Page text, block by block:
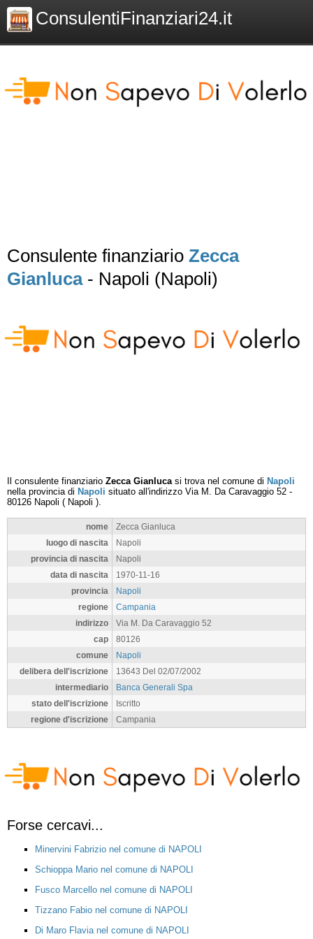
ConsulentiFinanziari24.it
Consulente finanziario Zecca
Gianluca- Napoli (Napoli)
Il consulente finanziario Zecca Gianlucasi trova nel comune di Napoli
nella provincia di Napoli situato all'indirizzo Via M. Da Caravaggio 52 -
80126 Napoli ( Napoli ).
nome
Zecca Gianluca
luogo di nascita
Napoli
provincia di nascita
Napoli
data di nascita
1970-11-16
provincia
Napoli
regione
Campania
indirizzo
Via M. Da Caravaggio 52
cap
80126
comune
Napoli
delibera dell'iscrizione
13643 Del 02/07/2002
intermediario
Banca Generali Spa
stato dell'iscrizione
Iscritto
regione d'iscrizione
Campania
Forse cercavi...
Minervini Fabrizio nel comune di NAPOLI
Schioppa Mario nel comune di NAPOLI
Fusco Marcello nel comune di NAPOLI
Tizzano Fabio nel comune di NAPOLI
Di Maro Flavia nel comune di NAPOLI